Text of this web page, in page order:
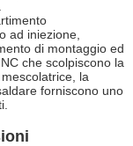
ad iniezione,
di montaggio ed
che scolpiscono la
la
forniscono uno